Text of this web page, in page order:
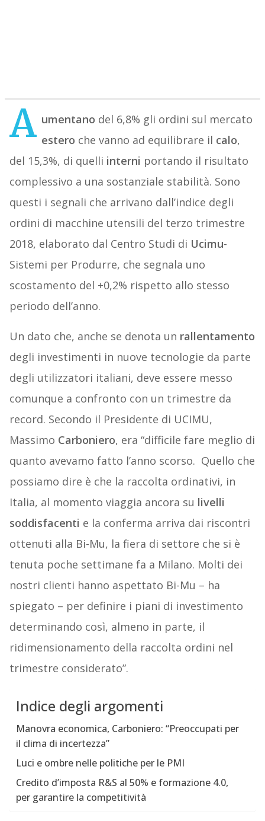
A umentano del 6,8% gli ordini sul mercato
estero che vanno ad equilibrare il calo,
del 15,3%, di quelli interni portando il risultato
complessivo a una sostanziale stabilità. Sono
questi i segnali che arrivano dall’indice degli
ordini di macchine utensili del terzo trimestre
2018, elaborato dal Centro Studi di Ucimu-
Sistemi per Produrre, che segnala uno
scostamento del +0,2% rispetto allo stesso
periodo dell’anno.
Un dato che, anche se denota un rallentamento
degli investimenti in nuove tecnologie da parte
degli utilizzatori italiani, deve essere messo
comunque a confronto con un trimestre da
record. Secondo il Presidente di UCIMU,
Massimo Carboniero, era “difficile fare meglio di
quanto avevamo fatto l’anno scorso. Quello che
possiamo dire è che la raccolta ordinativi, in
Italia, al momento viaggia ancora su livelli
soddisfacenti e la conferma arriva dai riscontri
ottenuti alla Bi-Mu, la fiera di settore che si è
tenuta poche settimane fa a Milano. Molti dei
nostri clienti hanno aspettato Bi-Mu – ha
spiegato – per definire i piani di investimento
determinando così, almeno in parte, il
ridimensionamento della raccolta ordini nel
trimestre considerato”.
Indice degli argomenti
Manovra economica, Carboniero: “Preoccupati per
il clima di incertezza”
Luci e ombre nelle politiche per le PMI
Credito d’imposta R&S al 50% e formazione 4.0,
per garantire la competitività